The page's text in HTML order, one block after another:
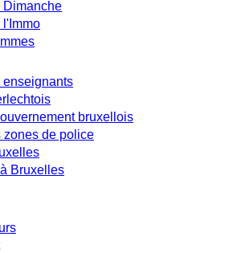
Dimanche
l'Immo
bruxellois
zones de police
Bruxelles